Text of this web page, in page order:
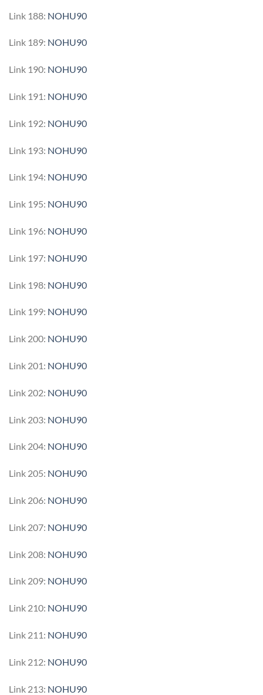
Link 188: NOHU90
Link 189: NOHU90
Link 190: NOHU90
Link 191: NOHU90
Link 192: NOHU90
Link 193: NOHU90
Link 194: NOHU90
Link 195: NOHU90
Link 196: NOHU90
Link 197: NOHU90
Link 198: NOHU90
Link 199: NOHU90
Link 200: NOHU90
Link 201: NOHU90
Link 202: NOHU90
Link 203: NOHU90
Link 204: NOHU90
Link 205: NOHU90
Link 206: NOHU90
Link 207: NOHU90
Link 208: NOHU90
Link 209: NOHU90
Link 210: NOHU90
Link 211: NOHU90
Link 212: NOHU90
Link 213: NOHU90